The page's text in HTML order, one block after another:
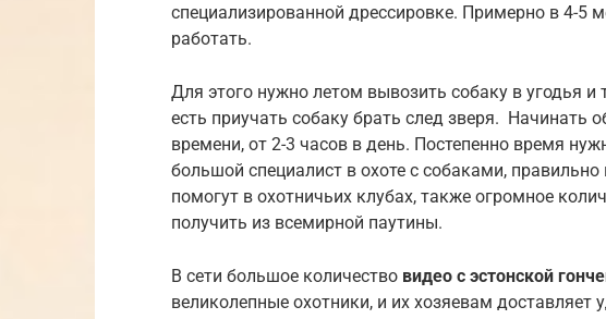
специализированной дрессировке. Примерно в 4-5
работать.
Для этого нужно летом вывозить собаку в угодья и
есть приучать собаку брать след зверя. Начинать
времени, от 2-3 часов в день. Постепенно время
большой специалист в охоте с собаками,
помогут в охотничьих клубах, также огромное
получить из всемирной паутины.
В сети большое количество видео с эстонской
великолепные охотники, и их хозяевам доставляет